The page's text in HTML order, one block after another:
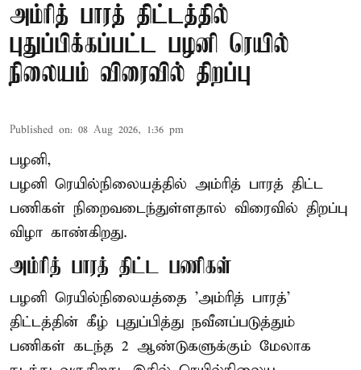
அம்ரித் பாரத் திட்டத்தில்
புதுப்பிக்கப்பட்ட பழனி ரெயில்
நிலையம் விரைவில் திறப்பு
Published on: 08 Aug 2026, 1:36 pm
பழனி,
பழனி ரெயில்நிலையத்தில் அம்ரித் பாரத் திட்ட
பணிகள் நிறைவடைந்துள்ளதால் விரைவில் திறப்பு
விழா காண்கிறது.
அம்ரித் பாரத் திட்ட பணிகள்
பழனி ரெயில்நிலையத்தை 'அம்ரித் பாரத்'
திட்டத்தின் கீழ் புதுப்பித்து நவீனப்படுத்தும்
பணிகள் கடந்த 2 ஆண்டுகளுக்கும் மேலாக